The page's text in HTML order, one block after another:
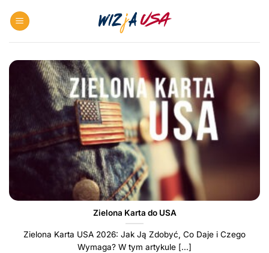
Zielona Karta do USA
Zielona Karta USA 2026: Jak Ją Zdobyć, Co Daje i Czego
Wymaga? W tym artykule [...]